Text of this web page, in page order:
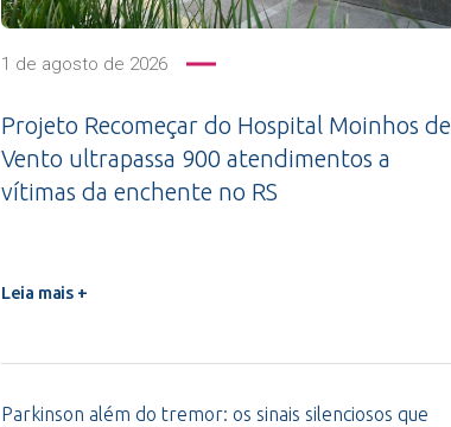
1 de agosto de 2026
Projeto Recomeçar do Hospital Moinhos de
Vento ultrapassa 900 atendimentos a
vítimas da enchente no RS
Leia mais +
Parkinson além do tremor: os sinais silenciosos que